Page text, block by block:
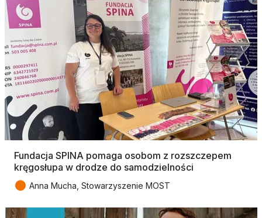
Fundacja SPINA pomaga osobom z rozszczepem
kręgosłupa w drodze do samodzielności
● Anna Mucha, Stowarzyszenie MOST